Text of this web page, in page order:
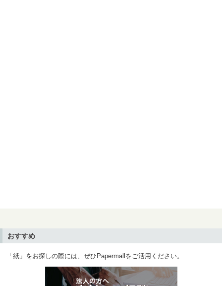
おすすめ
「紙」をお探しの際には、ぜひPapermallをご活用ください。